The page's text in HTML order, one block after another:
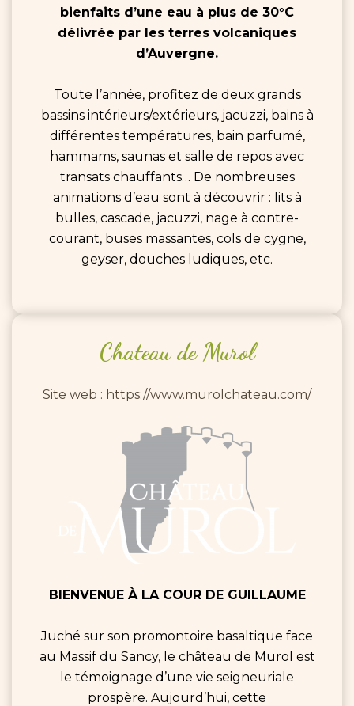
bienfaits d’une eau à plus de 30°C
délivrée par les terres volcaniques
d’Auvergne.
Toute l’année, profitez de deux grands
bassins intérieurs/extérieurs, jacuzzi, bains à
différentes températures, bain parfumé,
hammams, saunas et salle de repos avec
transats chauffants… De nombreuses
animations d’eau sont à découvrir : lits à
bulles, cascade, jacuzzi, nage à contre-
courant, buses massantes, cols de cygne,
geyser, douches ludiques, etc.
Chateau de Murol
Site web : https://www.murolchateau.com/
BIENVENUE À LA COUR DE GUILLAUME
Juché sur son promontoire basaltique face
au Massif du Sancy, le château de Murol est
le témoignage d’une vie seigneuriale
prospère. Aujourd’hui, cette